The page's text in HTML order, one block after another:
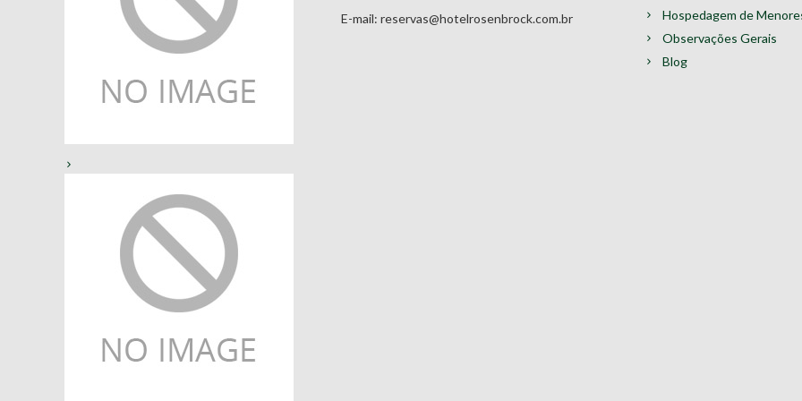
E-mail: reservas@hotelrosenbrock.com.br
Hospedagem de
Observações Gerais
Blog